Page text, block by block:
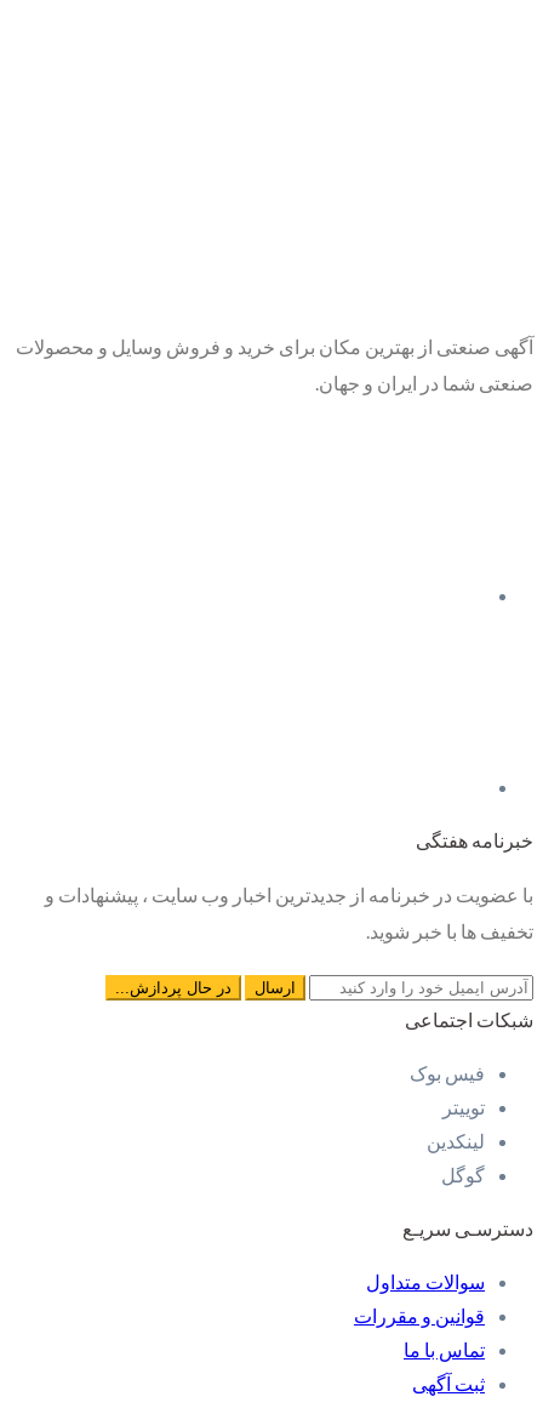
آگهی صنعتی از بهترین مکان برای خرید و فروش وسایل و محصولات
صنعتی شما در ایران و جهان.
خبرنامه هفتگی
با عضویت در خبرنامه از جدیدترین اخبار وب سایت ، پیشنهادات و
تخفیف ها با خبر شوید.
شبکات اجتماعی
فیس بوک
توییتر
لینکدین
گوگل
دسترسـی سریـع
سوالات متداول
قوانین و مقررات
تماس با ما
ثبت آگهی